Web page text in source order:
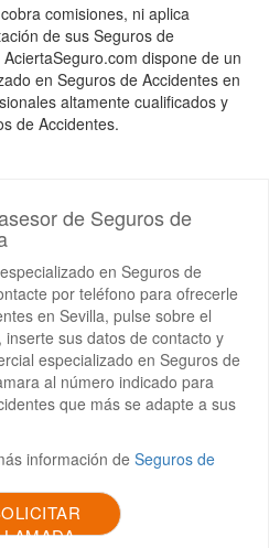
comisiones, ni aplica
de sus Seguros de
dispone de un
en Seguros de Accidentes en
altamente cualificados y
de Accidentes.
de Seguros de
en Seguros de
por teléfono para ofrecerle
en Sevilla, pulse sobre el
sus datos de contacto y
especializado en Seguros de
al número indicado para
que más se adapte a sus
información de Seguros de